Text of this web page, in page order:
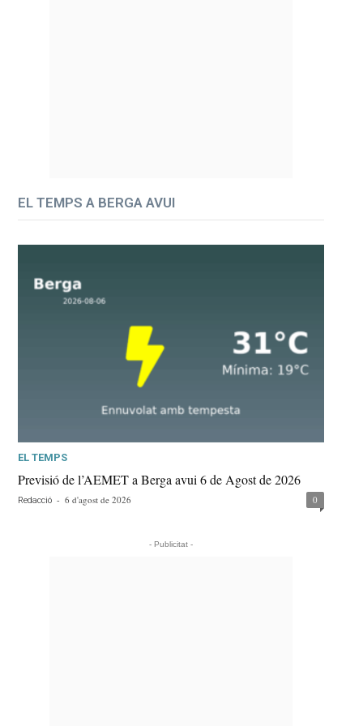
EL TEMPS A BERGA AVUI
EL TEMPS
Previsió de l’AEMET a Berga avui 6 de Agost de 2026
Redacció - 6 d'agost de 2026 0
- Publicitat -